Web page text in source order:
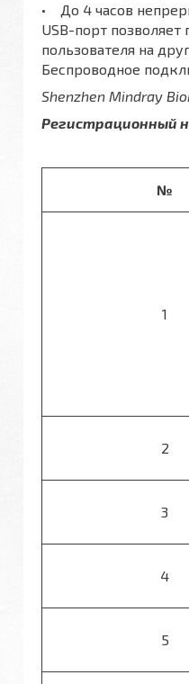
• До 4 часов
USB-порт
пользователя на
Беспроводное
Shenzhen Mindray
Регистрационный
№
1
2
3
4
5